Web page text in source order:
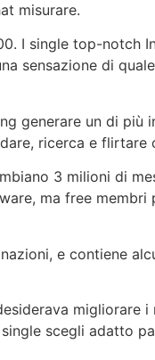
misurare.
I single top-notch
sensazione di
generare un di più
ricerca e flirtare
3 milioni di
ma free membri
e contiene
migliorare
scegli adatto